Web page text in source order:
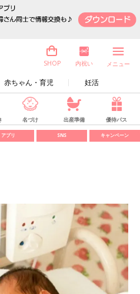
赤ちゃん・育児 妊活
SHOP 内祝い メニュー
名づけ 出産準備 優待パス
アプリ SNS キャンペーン